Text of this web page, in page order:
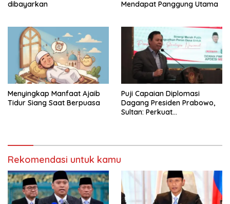
dibayarkan Mendapat Panggung Utama
Menyingkap Manfaat Ajaib
Tidur Siang Saat Berpuasa
Puji Capaian Diplomasi
Dagang Presiden Prabowo,
Sultan: Perkuat
Rekomendasi untuk kamu